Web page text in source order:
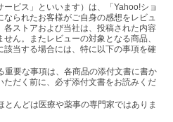
ービス」といいます）は、「Yahoo!ショ
なられたお客様がご自身の感想をレビュ
ストアおよび当社は、投稿された内容
ん。またレビューの対象となる商品、
当する場合には、特に以下の事項を確
重要な事項は、各商品の添付文書に書か
だく前に、必ず添付文書をお読みくだ
んどは医療や薬事の専門家ではありま